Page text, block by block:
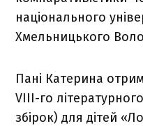
національного
Хмельницького
Пані Катерина
VIII-го
збірок) для дітей